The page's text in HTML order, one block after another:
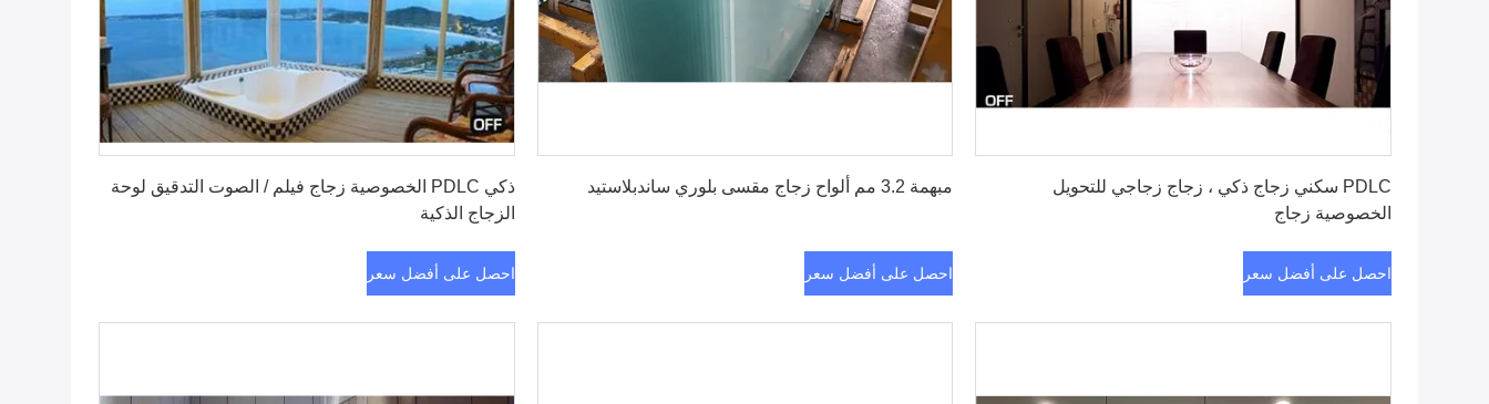
PDLC سكني زجاج ذكي ، زجاج زجاجي للتحويل
الخصوصية زجاج
احصل على أفضل سعر
مبهمة 3.2 مم ألواح زجاج مقسى بلوري ساندبلاستيد
احصل على أفضل سعر
ذكي PDLC الخصوصية زجاج فيلم / الصوت التدقيق لوحة
الزجاج الذكية
احصل على أفضل سعر